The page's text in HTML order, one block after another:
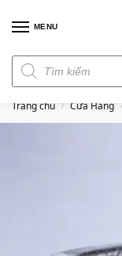
MENU
Trang chủ / Cửa Hàng /